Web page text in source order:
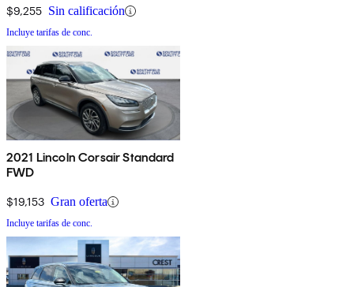
$9,255 Sin calificación
Incluye tarifas de conc.
2021 Lincoln Corsair Standard
FWD
$19,153 Gran oferta
Incluye tarifas de conc.